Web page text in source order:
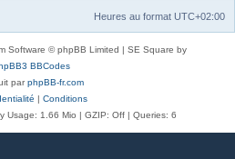
Heures au format UTC+02:00
Software © phpBB Limited | SE Square by
BBCodes
parphpBB-fr.com
| Conditions
Usage: 1.66 Mio | GZIP: Off | Queries: 6